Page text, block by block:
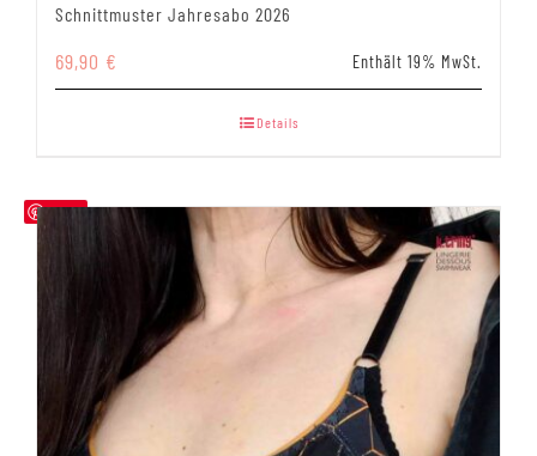
Schnittmuster Jahresabo 2026
69,90 € Enthält 19% MwSt.
Details
Save